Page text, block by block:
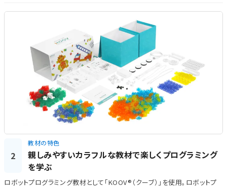
2
教材の特色
親しみやすいカラフルな教材で楽しくプログラミング
を学ぶ
ロボットプログラミング教材として「KOOV®（クーブ）」を使用。ロボットプ